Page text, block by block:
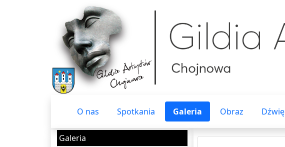
O nas Spotkania Galeria Obraz
Galeria